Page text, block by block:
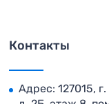
Контакты
Адрес: 127015,